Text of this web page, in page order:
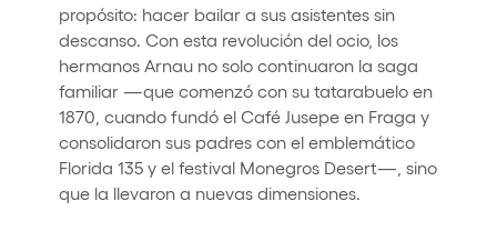
propósito: hacer bailar a sus asistentes sin
descanso. Con esta revolución del ocio, los
hermanos Arnau no solo continuaron la saga
familiar —que comenzó con su tatarabuelo en
1870, cuando fundó el Café Jusepe en Fraga y
consolidaron sus padres con el emblemático
Florida 135 y el festival Monegros Desert—, sino
que la llevaron a nuevas dimensiones.